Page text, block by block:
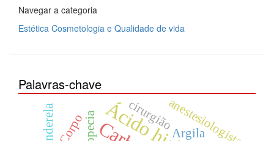
Navegar a categoria
Estética Cosmetologia e Qualidade de vida
Palavras-chave
alopecia Argila
anestesiologista
cirurgião
Corpo